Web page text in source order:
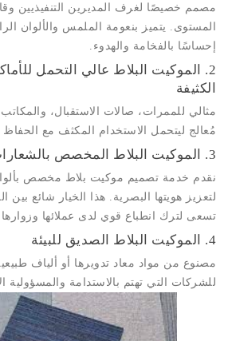
مصمم خصيصًا لغرف المديرين التنفيذيين
المستوى. يتميز بنعومة الملمس والألوان
إحساسًا بالفخامة والهدوء.
2. الموكيت البلاط عالي التحمل
الكثيفة
مثالي للممرات، صالات الاستقبال، والمكاتب
مُعالج ليتحمل الاستخدام المكثف مع الحفاظ
3. الموكيت البلاط المخصص بالشعارات والألوان
نقدم خدمة تصميم موكيت بلاط مخصص
لتعزيز هويتها البصرية. هذا الخيار شائع بين
تسعى لترك انطباع قوي لدى عملائها وزوارها.
4. الموكيت البلاط الصديق للبيئة
مصنوع من مواد معاد تدويرها أو ألياف
للشركات التي تهتم بالاستدامة والمسؤولية